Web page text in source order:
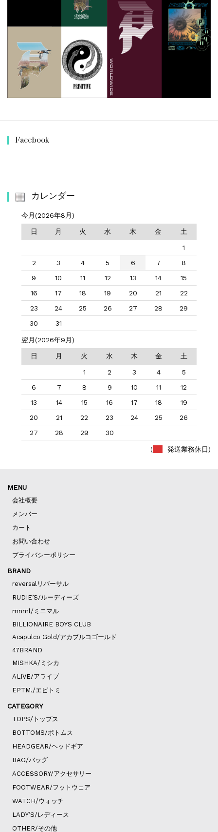
Facebook
カレンダー
今月(2026年8月)
日 月 火 水 木 金 土
1
2
3 4 5 6 7
8
9
10 11 12 13 14
15
16
17 18 19 20 21
22
23
24 25 26 27 28
29
30
31
翌月(2026年9月)
日 月 火 水 木 金 土
1 2 3 4
5
6
7 8 9 10 11
12
13
14 15 16 17 18
19
20
21 22 23 24 25
26
27
28 29 30
( 発送業務休日)
MENU
会社概要
メンバー
カート
お問い合わせ
プライバシーポリシー
BRAND
reversalリバーサル
RUDIE’S/ルーディーズ
mnml/ミニマル
BILLIONAIRE BOYS CLUB
Acapulco Gold/アカプルコゴールド
47BRAND
MISHKA/ミシカ
ALIVE/アライブ
EPTM./エピトミ
CATEGORY
TOPS/トップス
BOTTOMS/ボトムス
HEADGEAR/ヘッドギア
BAG/バッグ
ACCESSORY/アクセサリー
FOOTWEAR/フットウェア
WATCH/ウォッチ
LADY’S/レディース
OTHER/その他